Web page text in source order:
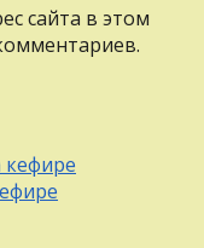
сайта в этом